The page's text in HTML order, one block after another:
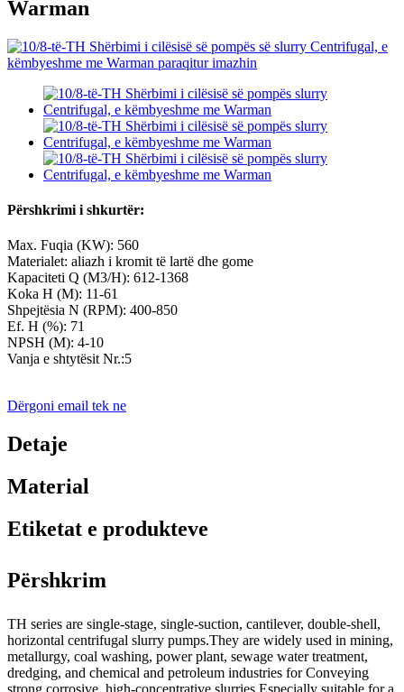
Warman
Përshkrimi i shkurtër:
Max. Fuqia (KW): 560
Materialet: aliazh i kromit të lartë dhe gome
Kapaciteti Q (M3/H): 612-1368
Koka H (M): 11-61
Shpejtësia N (RPM): 400-850
Ef. Η (%): 71
NPSH (M): 4-10
Vanja e shtytësit Nr.:5
Dërgoni email tek ne
Detaje
Material
Etiketat e produkteve
Përshkrim
TH series are single-stage, single-suction, cantilever, double-shell,
horizontal centrifugal slurry pumps.They are widely used in mining,
metallurgy, coal washing, power plant, sewage water treatment,
dredging, and chemical and petroleum industries for Conveying
strong corrosive, high-concentrative slurries.Especially suitable for a